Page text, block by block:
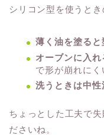
シリコン型を使うと
薄く油を塗る
オーブンに入
で形が崩れにく
洗うときは中性
ちょっとした工夫で
ださいね。